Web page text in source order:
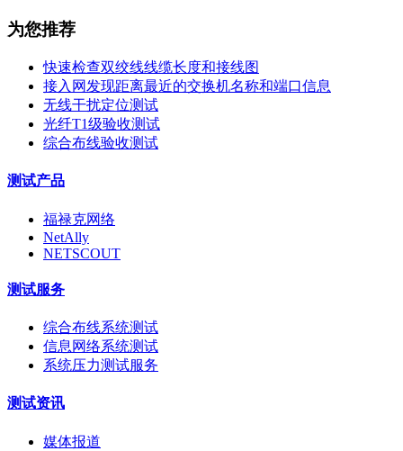
为您推荐
快速检查双绞线线缆长度和接线图
接入网发现距离最近的交换机名称和端口信息
无线干扰定位测试
光纤T1级验收测试
综合布线验收测试
测试产品
福禄克网络
NetAlly
NETSCOUT
测试服务
综合布线系统测试
信息网络系统测试
系统压力测试服务
测试资讯
媒体报道